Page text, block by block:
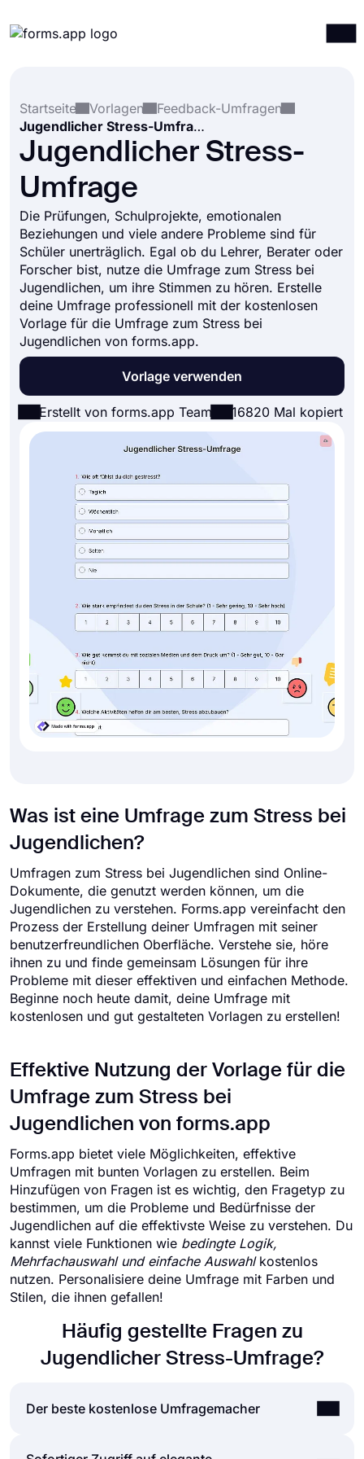
Integrationen
Vorlagen
Ressourcen
Startseite
Vorlagen
Feedback-Umfragen
Jugendlicher Stress-Umfrage
Jugendlicher Stress-
Umfrage
Die Prüfungen, Schulprojekte, emotionalen
Beziehungen und viele andere Probleme sind für
Schüler unerträglich. Egal ob du Lehrer, Berater oder
Forscher bist, nutze die Umfrage zum Stress bei
Jugendlichen, um ihre Stimmen zu hören. Erstelle
deine Umfrage professionell mit der kostenlosen
Vorlage für die Umfrage zum Stress bei
Jugendlichen von forms.app.
Vorlage verwenden
Erstellt von forms.app Team 16820 Mal kopiert
Was ist eine Umfrage zum Stress bei
Jugendlichen?
Umfragen zum Stress bei Jugendlichen sind Online-
Dokumente, die genutzt werden können, um die
Jugendlichen zu verstehen. Forms.app vereinfacht den
Prozess der Erstellung deiner Umfragen mit seiner
benutzerfreundlichen Oberfläche. Verstehe sie, höre
ihnen zu und finde gemeinsam Lösungen für ihre
Probleme mit dieser effektiven und einfachen Methode.
Beginne noch heute damit, deine Umfrage mit
kostenlosen und gut gestalteten Vorlagen zu erstellen!
Effektive Nutzung der Vorlage für die
Umfrage zum Stress bei
Jugendlichen von forms.app
Forms.app bietet viele Möglichkeiten, effektive
Umfragen mit bunten Vorlagen zu erstellen. Beim
Hinzufügen von Fragen ist es wichtig, den Fragetyp zu
bestimmen, um die Probleme und Bedürfnisse der
Jugendlichen auf die effektivste Weise zu verstehen. Du
kannst viele Funktionen wie bedingte Logik,
Mehrfachauswahl und einfache Auswahlkostenlos
nutzen. Personalisiere deine Umfrage mit Farben und
Stilen, die ihnen gefallen!
Häufig gestellte Fragen zu
Jugendlicher Stress-Umfrage?
Der beste kostenlose Umfragemacher